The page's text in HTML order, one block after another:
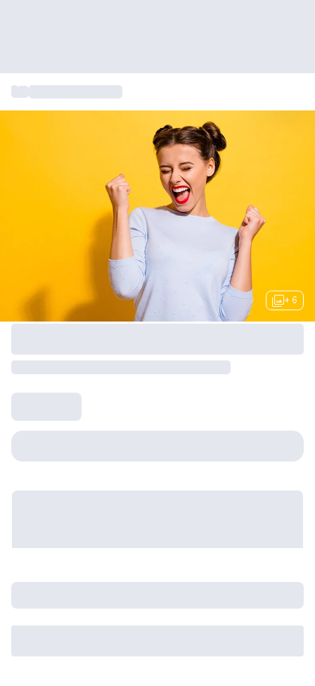
...
+ 6